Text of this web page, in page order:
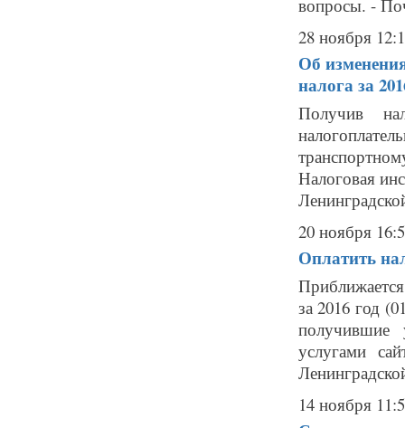
вопросы. -
28 ноября
Об
налога за
Получив
Налоговая
20 ноября
Оплатить
за 2016 год
получившие
услугами
14 ноября